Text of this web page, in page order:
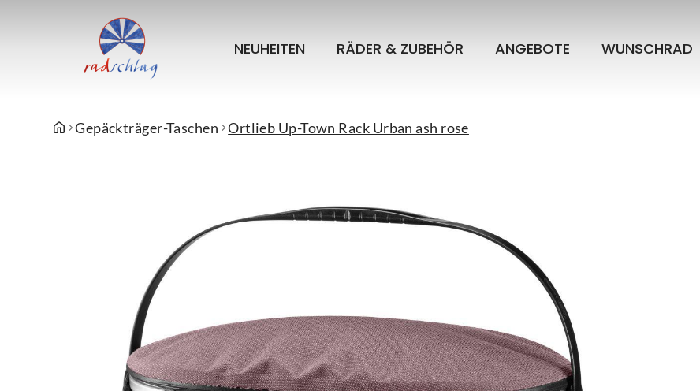
NEUHEITEN RÄDER & ZUBEHÖR ANGEBOTE WUNSCHRAD
Gepäckträger-Taschen Ortlieb Up-Town Rack Urban ash rose